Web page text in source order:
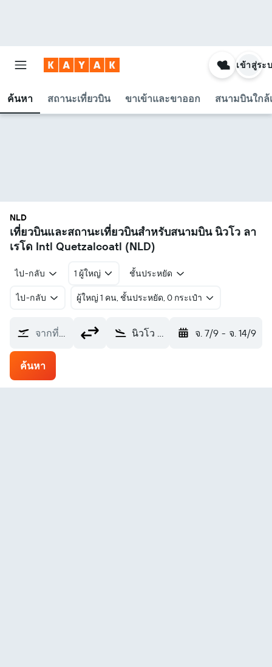
ค้นหา สถานะเที่ยวบิน ขาเข้าและขาออก สนามบินใกล้
เข้าสู่ระ
NLD
เที่ยวบินและสถานะเที่ยวบินสำหรับสนามบิน นิวโว ลา
เรโด Intl Quetzalcoatl (NLD)
ไป-กลับ 1 ผู้ใหญ่ ชั้นประหยัด
ไป-กลับ ผู้ใหญ่ 1 คน, ชั้นประหยัด, 0 กระเป๋า
จากที่ไหน? นิวโว ลาเรโด Intl Quetzalcoatl (NLD) จ. 7/9 - จ. 14/9
ค้นหา